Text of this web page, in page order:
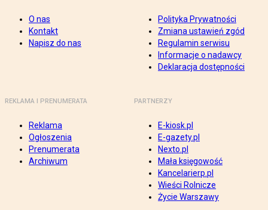
O nas
Kontakt
Napisz do nas
Polityka Prywatności
Zmiana ustawień zgód
Regulamin serwisu
Informacje o nadawcy
Deklaracja dostępności
REKLAMA I PRENUMERATA
Reklama
Ogłoszenia
Prenumerata
Archiwum
PARTNERZY
E-kiosk.pl
E-gazety.pl
Nexto.pl
Mała księgowość
Kancelarierp.pl
Wieści Rolnicze
Życie Warszawy